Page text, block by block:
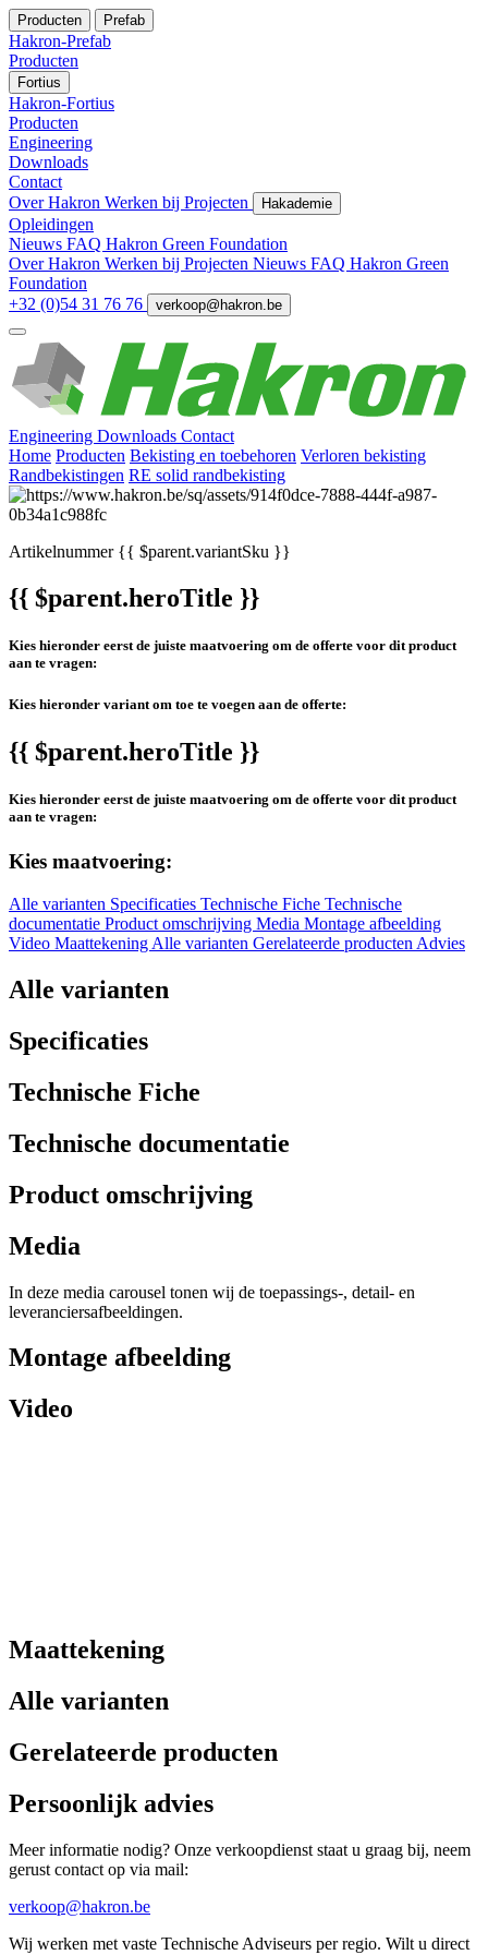
Producten Prefab
Hakron-Prefab
Producten
Fortius
Hakron-Fortius
Producten
Engineering
Downloads
Contact
Over Hakron Werken bij Projecten Hakademie
Opleidingen
Nieuws FAQ Hakron Green Foundation
Over Hakron Werken bij Projecten Nieuws FAQ Hakron Green
Foundation
+32 (0)54 31 76 76
verkoop@hakron.be
Engineering Downloads Contact
Home Producten Bekisting en toebehoren Verloren bekisting
Randbekistingen RE solid randbekisting
Artikelnummer{{ $parent.variantSku }}
{{ $parent.heroTitle }}
Kies hieronder eerst de juiste maatvoering om de offerte voor dit product
aan te vragen:
Kies hieronder variant om toe te voegen aan de offerte:
{{ $parent.heroTitle }}
Kies hieronder eerst de juiste maatvoering om de offerte voor dit product
aan te vragen:
Kies maatvoering:
Alle varianten Specificaties Technische Fiche Technische
documentatie Product omschrijving Media Montage afbeelding
Video Maattekening Alle varianten Gerelateerde producten Advies
Alle varianten
Specificaties
Technische Fiche
Technische documentatie
Product omschrijving
Media
In deze media carousel tonen wij de toepassings-, detail- en
leveranciersafbeeldingen.
Montage afbeelding
Video
Maattekening
Alle varianten
Gerelateerde producten
Persoonlijk advies
Meer informatie nodig? Onze verkoopdienst staat u graag bij, neem
gerust contact op via mail:
verkoop@hakron.be
Wij werken met vaste Technische Adviseurs per regio. Wilt u direct